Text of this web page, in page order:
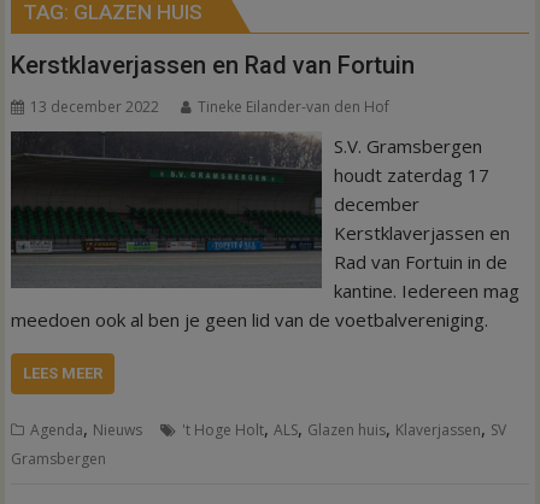
TAG: GLAZEN HUIS
Kerstklaverjassen en Rad van Fortuin
13 december 2022 Tineke Eilander-van den Hof
S.V. Gramsbergen
houdt zaterdag 17
december
Kerstklaverjassen en
Rad van Fortuin in de
kantine. Iedereen mag
meedoen ook al ben je geen lid van de voetbalvereniging.
LEES MEER
Agenda, Nieuws 't Hoge Holt,ALS, Glazen huis, Klaverjassen, SV
Gramsbergen